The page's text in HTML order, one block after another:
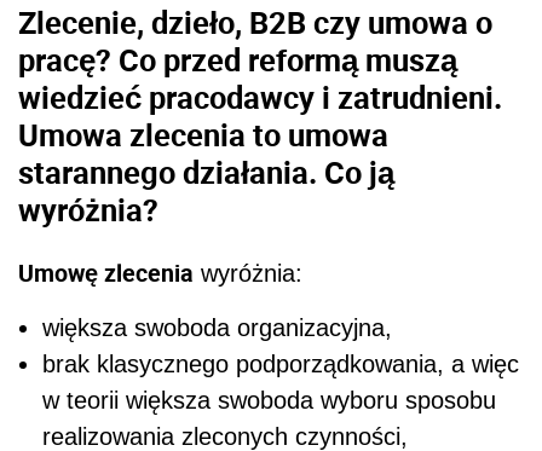
Zlecenie, dzieło, B2B czy umowa o
pracę? Co przed reformą muszą
wiedzieć pracodawcy i zatrudnieni.
Umowa zlecenia to umowa
starannego działania. Co ją
wyróżnia?
Umowę zlecenia wyróżnia:
większa swoboda organizacyjna,
brak klasycznego podporządkowania, a więc
w teorii większa swoboda wyboru sposobu
realizowania zleconych czynności,